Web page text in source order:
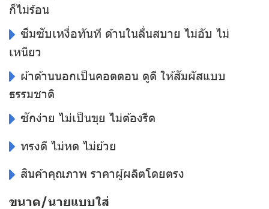
ก็ไม่ร้อน
ซึมซับเหงื่อทันที ด้านในลื่นสบาย ไม่อับ ไม่
เหนียว
ผ้าด้านนอกเป็นคอตตอน ดูดี ให้สัมผัสแบบ
ธรรมชาติ
ซักง่าย ไม่เป็นขุย ไม่ต้องรีด
ทรงดี ไม่หด ไม่ย้วย
สินค้าคุณภาพ ราคาผู้ผลิตโดยตรง
ขนาด/นายแบบใส่